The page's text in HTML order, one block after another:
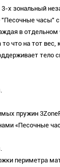
х зональный
часы"
в отдельном
что на тот вес,
тело
пружин
«Песочные
периметра